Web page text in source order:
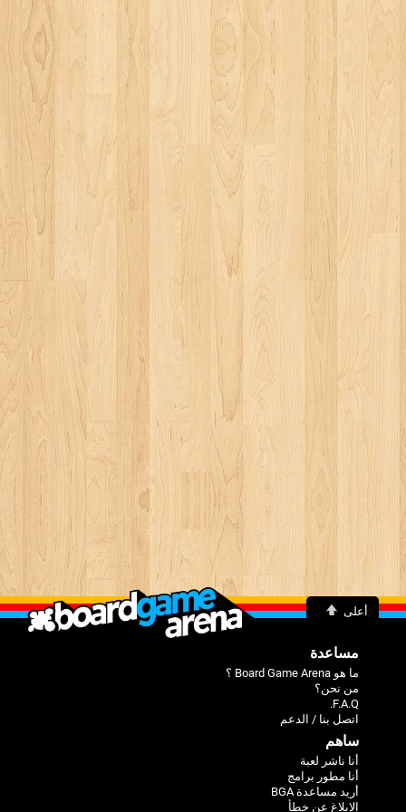
أعلى
مساعدة
ما هو Board Game Arena ؟
من نحن؟
F.A.Q.
اتصل بنا / الدعم
ساهم
أنا ناشر لعبة
أنا مطور برامج
أريد مساعدة BGA
الإبلاغ عن خطأ